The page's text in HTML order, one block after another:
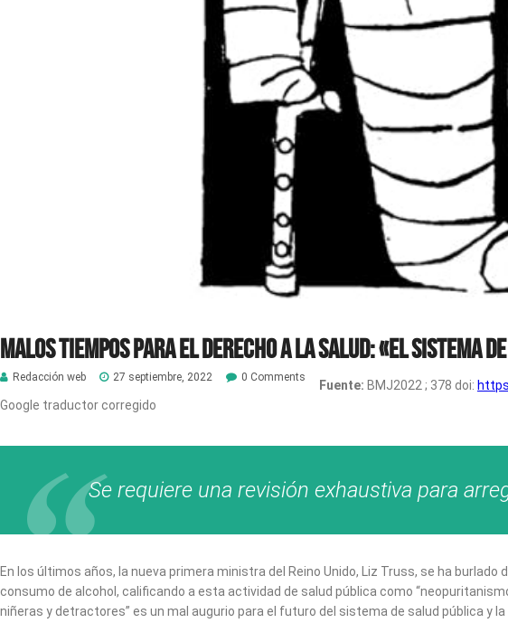
Malos tiempos para el Derecho a la Salud: «El sistema
Redacción web 27 septiembre, 2022 0 Comments
Fuente: BMJ2022 ; 378 doi:
Google traductor corregido
Se requiere una revisión exhaustiva para
En los últimos años, la nueva primera ministra del Reino Unido, Liz Truss, se ha
consumo de alcohol, calificando a esta actividad de salud pública como
niñeras y detractores” es un mal augurio para el futuro del sistema de salud pública y la